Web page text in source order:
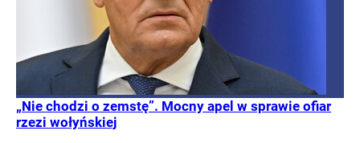
„Nie chodzi o zemstę”. Mocny apel w sprawie ofiar
rzezi wołyńskiej